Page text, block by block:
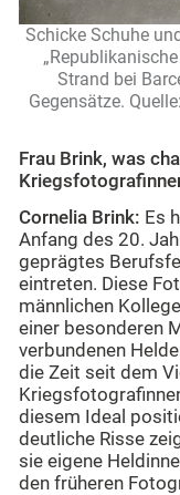
Schicke Schuhe
Strand bei
Gegensätze.
Frau Brink, was
Cornelia Brink: Es
Anfang des 20.
geprägtes
eintreten. Diese
männlichen
einer besonderen
verbundenen
die Zeit seit dem
diesem Ideal
deutliche Risse
sie eigene
den früheren